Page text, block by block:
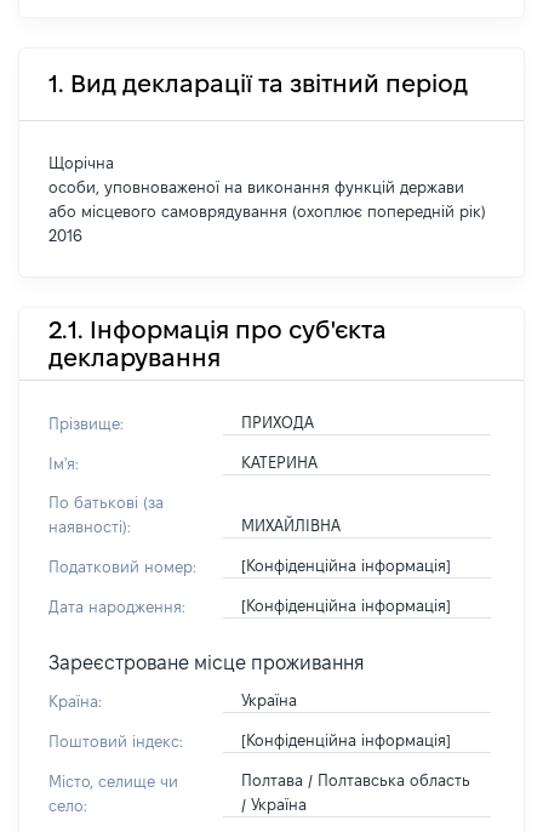
1. Вид декларації та звітний період
Щорічна
особи, уповноваженої на виконання функцій держави
або місцевого самоврядування (охоплює попередній рік)
2016
2.1. Інформація про суб'єкта
декларування
Прізвище: ПРИХОДА
Ім'я: КАТЕРИНА
По батькові (за
наявності):
МИХАЙЛІВНА
Податковий номер: [Конфіденційна інформація]
Дата народження: [Конфіденційна інформація]
Зареєстроване місце проживання
Країна: Україна
Поштовий індекс: [Конфіденційна інформація]
Місто, селище чи
село:
Полтава / Полтавська область
/ Україна